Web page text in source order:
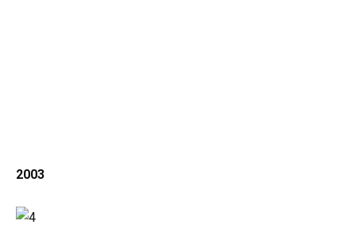
2003